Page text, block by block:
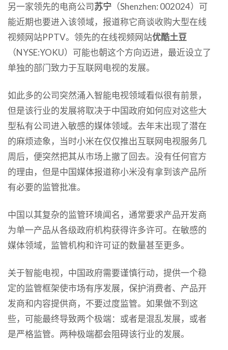
另一家领先的电商公司苏宁 （Shenzhen: 002024）可
能近期也要进入该领域，报道称它商谈收购大型在线
视频网站PPTV。领先的在线视频网站优酷土豆
（NYSE:YOKU）可能也朝这个方向迈进，最近设立了
单独的部门致力于互联网电视的发展。
如此多的公司突然涌入智能电视领域看似很有前景，
但是该行业的发展将取决于中国政府如何应对这些大
型私有公司进入敏感的媒体领域。去年末出现了潜在
的麻烦迹象，当时小米在仅仅推出互联网电视服务几
周后，便突然把其从市场上撤了回去。没有任何官方
的理由，但是中国媒体报道称小米没有拿到该产品所
有必要的监管批准。
中国以其复杂的监管环境闻名，通常要求产品开发商
为单一产品从各级政府机构获得许多许可。在敏感的
媒体领域，监管机构和许可证的数量甚至更多。
关于智能电视，中国政府需要谨慎行动，提供一个稳
定的监管框架使市场有序发展，保护消费者、产品开
发商和内容提供商，不要过度监管。如果做不到这
些，可能最终导致两个极端：或者是混乱发展，或者
是严格监管。两种极端都会阻碍该行业的发展。